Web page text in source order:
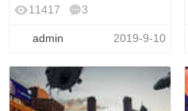
11417
3
admin 2019-9-10